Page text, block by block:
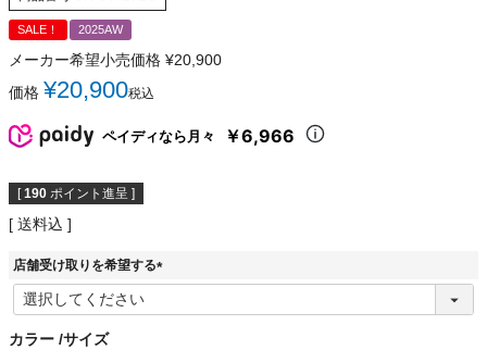
SALE！ 2025AW
メーカー希望小売価格 ¥20,900
価格 ¥20,900税込
ペイディなら月々 ￥6,966
[ 190 ポイント進呈 ]
送料込
店舗受け取りを希望する
(
カラー サイズ